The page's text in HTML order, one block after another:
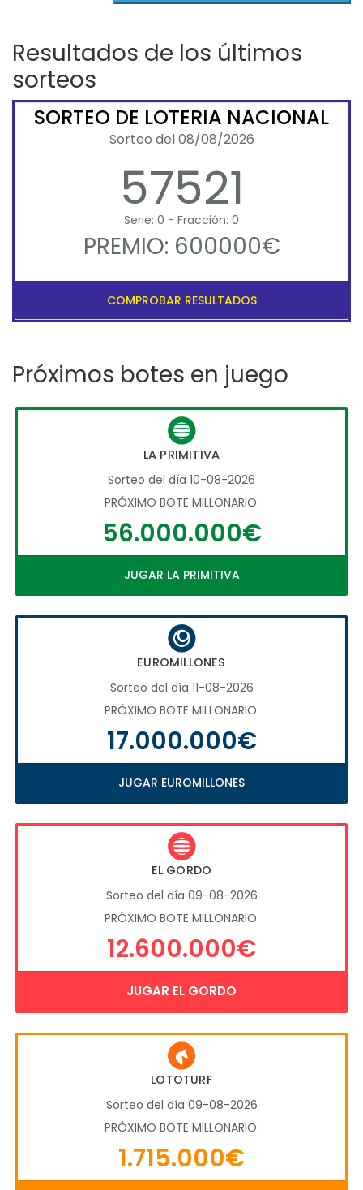
Resultados de los últimos
sorteos
SORTEO DE LOTERIA NACIONAL
Sorteo del 08/08/2026
57521
Serie: 0 - Fracción: 0
PREMIO: 600000€
COMPROBAR RESULTADOS
Próximos botes en juego
LA PRIMITIVA
Sorteo del día 10-08-2026
PRÓXIMO BOTE MILLONARIO:
56.000.000€
JUGAR LA PRIMITIVA
EUROMILLONES
Sorteo del día 11-08-2026
PRÓXIMO BOTE MILLONARIO:
17.000.000€
JUGAR EUROMILLONES
EL GORDO
Sorteo del día 09-08-2026
PRÓXIMO BOTE MILLONARIO:
12.600.000€
JUGAR EL GORDO
LOTOTURF
Sorteo del día 09-08-2026
PRÓXIMO BOTE MILLONARIO:
1.715.000€